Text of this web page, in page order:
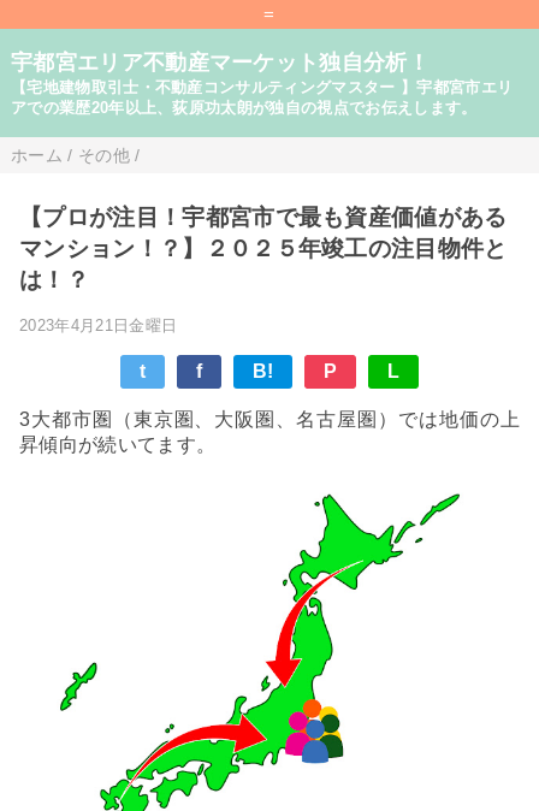
=
宇都宮エリア不動産マーケット独自分析！
【宅地建物取引士・不動産コンサルティングマスター 】宇都宮市エリ
アでの業歴20年以上、荻原功太朗が独自の視点でお伝えします。
ホーム / その他/
【プロが注目！宇都宮市で最も資産価値がある
マンション！？】２０２５年竣工の注目物件と
は！？
2023年4月21日金曜日
t f B! P L
3大都市圏（東京圏、大阪圏、名古屋圏）では地価の上
昇傾向が続いてます。